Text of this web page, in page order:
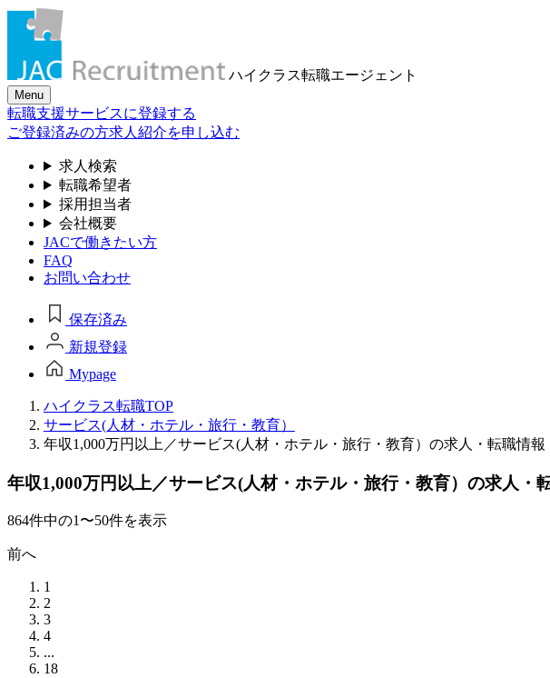
ハイクラス転職エージェント
Menu
転職支援サービスに登録する
ご登録済みの方求人紹介を申し込む
求人検索
転職希望者
採用担当者
会社概要
JACで働きたい方
FAQ
お問い合わせ
保存済み
新規登録
Mypage
ハイクラス転職TOP
サービス(人材・ホテル・旅行・教育）
年収1,000万円以上／サービス(人材・ホテル・旅行・教育）の求人・転職情報
年収1,000万円以上／サービス(人材・ホテル・旅行・教育）の求人・
864件中の1〜50件を表示
前へ
1
2
3
4
...
18